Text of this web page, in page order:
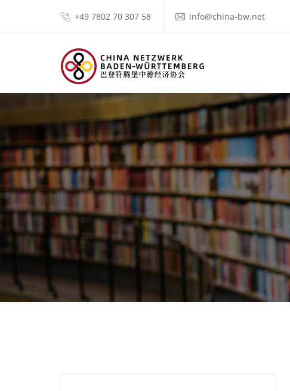
+49 7802 70 307 58 info@china-bw.net